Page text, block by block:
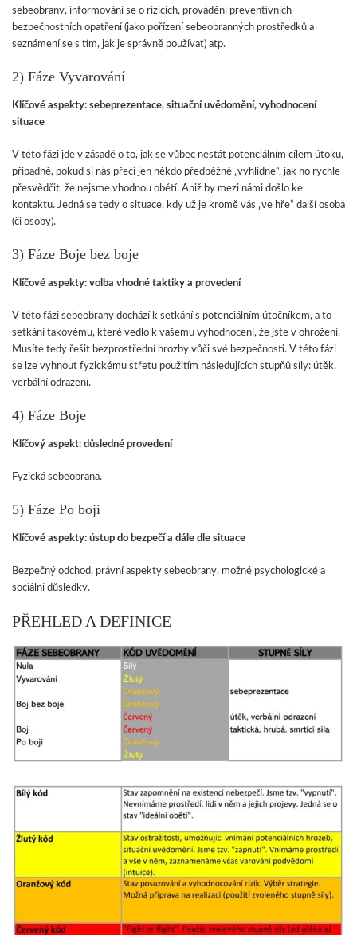
sebeobrany, informování se o rizicích, provádění preventivních
bezpečnostních opatření (jako pořízení sebeobranných prostředků a
seznámení se s tím, jak je správně používat) atp.
2) Fáze Vyvarování
Klíčové aspekty: sebeprezentace, situační uvědomění, vyhodnocení
situace
V této fázi jde v zásadě o to, jak se vůbec nestát potenciálním cílem útoku,
případně, pokud si nás přeci jen někdo předběžně „vyhlídne“, jak ho rychle
přesvědčit, že nejsme vhodnou obětí. Aniž by mezi námi došlo ke
kontaktu. Jedná se tedy o situace, kdy už je kromě vás „ve hře“ další osoba
(či osoby).
3) Fáze Boje bez boje
Klíčové aspekty: volba vhodné taktiky a provedení
V této fázi sebeobrany dochází k setkání s potenciálním útočníkem, a to
setkání takovému, které vedlo k vašemu vyhodnocení, že jste v ohrožení.
Musíte tedy řešit bezprostřední hrozby vůči své bezpečnosti. V této fázi
se lze vyhnout fyzickému střetu použitím následujících stupňů síly: útěk,
verbální odrazení.
4) Fáze Boje
Klíčový aspekt: důsledné provedení
Fyzická sebeobrana.
5) Fáze Po boji
Klíčové aspekty: ústup do bezpečí a dále dle situace
Bezpečný odchod, právní aspekty sebeobrany, možné psychologické a
sociální důsledky.
PŘEHLED A DEFINICE